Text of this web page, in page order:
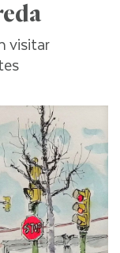
visitar